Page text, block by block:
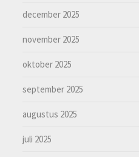
december 2025
november 2025
oktober 2025
september 2025
augustus 2025
juli 2025